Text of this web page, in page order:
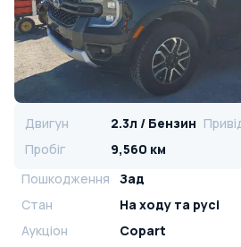
Двигун 2.3л / Бензин
Пробіг
9,560 км
Пошкодження
Зад
Стан
На ​​ходу та русі
Аукціон
Copart